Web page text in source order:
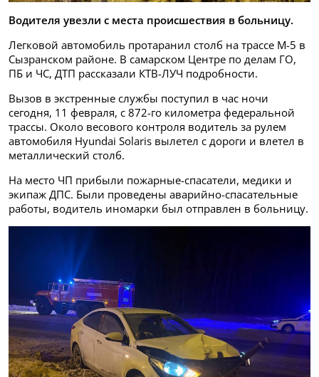
Водителя увезли с места происшествия в больницу.
Легковой автомобиль протаранил столб на трассе М-5 в
Сызранском районе. В самарском Центре по делам ГО,
ПБ и ЧС, ДТП рассказали КТВ-ЛУЧ подробности.
Вызов в экстренные службы поступил в час ночи
сегодня, 11 февраля, с 872-го километра федеральной
трассы. Около весового контроля водитель за рулем
автомобиля Hyundai Solaris вылетел с дороги и влетел в
металлический столб.
На место ЧП прибыли пожарные-спасатели, медики и
экипаж ДПС. Были проведены аварийно-спасательные
работы, водитель иномарки был отправлен в больницу.